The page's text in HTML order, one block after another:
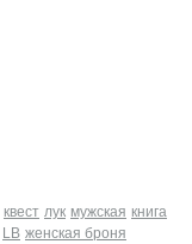
квест лук мужская книга
LB женская броня